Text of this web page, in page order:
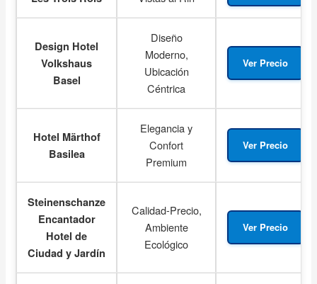
Design Hotel
Volkshaus
Basel
Diseño
Moderno,
Ubicación
Céntrica
Ver Precio
Hotel Märthof
Basilea
Elegancia y
Confort
Premium
Ver Precio
Steinenschanze
Encantador
Hotel de
Ciudad y Jardín
Calidad-Precio,
Ambiente
Ecológico
Ver Precio